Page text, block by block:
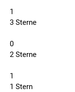
1
3 Sterne
0
2 Sterne
1
1 Stern